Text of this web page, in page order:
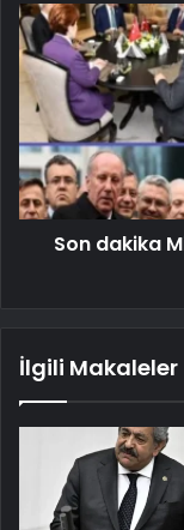
Son dakika
İlgili Makaleler